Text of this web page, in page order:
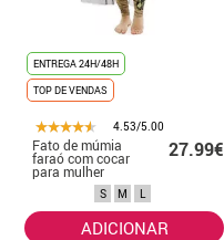
ENTREGA 24H/48H
TOP DE VENDAS
4.53/5.00
Fato de múmia
faraó com cocar
para mulher
27.99€
S M L
ADICIONAR